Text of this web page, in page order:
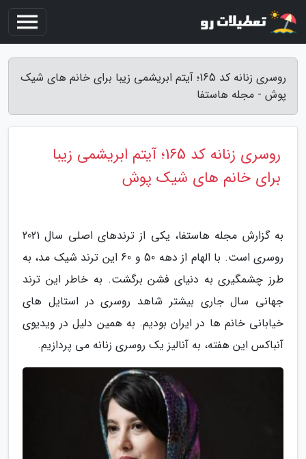
روسری زنانه کد 165؛ آیتم ابریشمی زیبا برای خانم های شیک
پوش - مجله هاستفا
روسری زنانه کد 165؛ آیتم ابریشمی زیبا
برای خانم های شیک پوش
به گزارش مجله هاستفا، یکی از ترندهای اصلی سال 2021
روسری است. با الهام از دهه 50 و 60 این ترند شیک مد، به
طرز چشمگیری به دنیای فشن برگشت. به خاطر این ترند
جهانی سال جاری بیشتر شاهد روسری در استایل های
خیابانی خانم ها در ایران بودیم. به همین دلیل در ویدیوی
آنباکس این هفته، به آنالیز یک روسری زنانه می پردازیم.